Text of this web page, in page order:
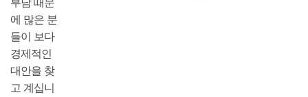
에 많은 분
들이 보다
경제적인
대안을 찾
고 계십니